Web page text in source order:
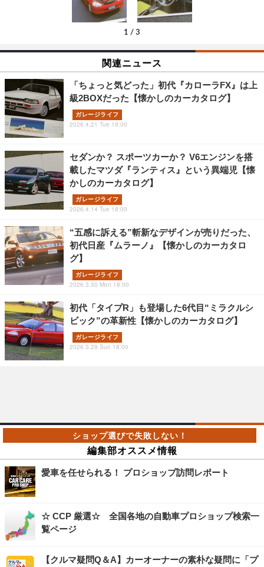
1 / 3
関連ニュース
「ちょっと気どった」初代『カローラFX』は上
級2BOXだった【懐かしのカーカタログ】
ガレージライフ
2026.4.21 Tue 19:00
セダンか？ スポーツカーか？ V6エンジンを搭
載したマツダ『ランティス』という異端児【懐
かしのカーカタログ】
ガレージライフ
2026.4.14 Tue 18:00
“五感に訴える”斬新なデザインが売りだった、
初代日産『ムラーノ』【懐かしのカーカタロ
グ】
ガレージライフ
2026.3.30 Mon 18:00
初代「タイプR」も登場した6代目“ミラクルシ
ビック”の革新性【懐かしのカーカタログ】
ガレージライフ
2026.3.29 Sun 18:00
編集部オススメ情報
愛車を任せられる！ プロショップ訪問レポート
☆ CCP 厳選☆ 全国各地の自動車プロショップ検索一
覧ページ
【クルマ疑問Q＆A】カーオーナーの素朴な疑問に「プ